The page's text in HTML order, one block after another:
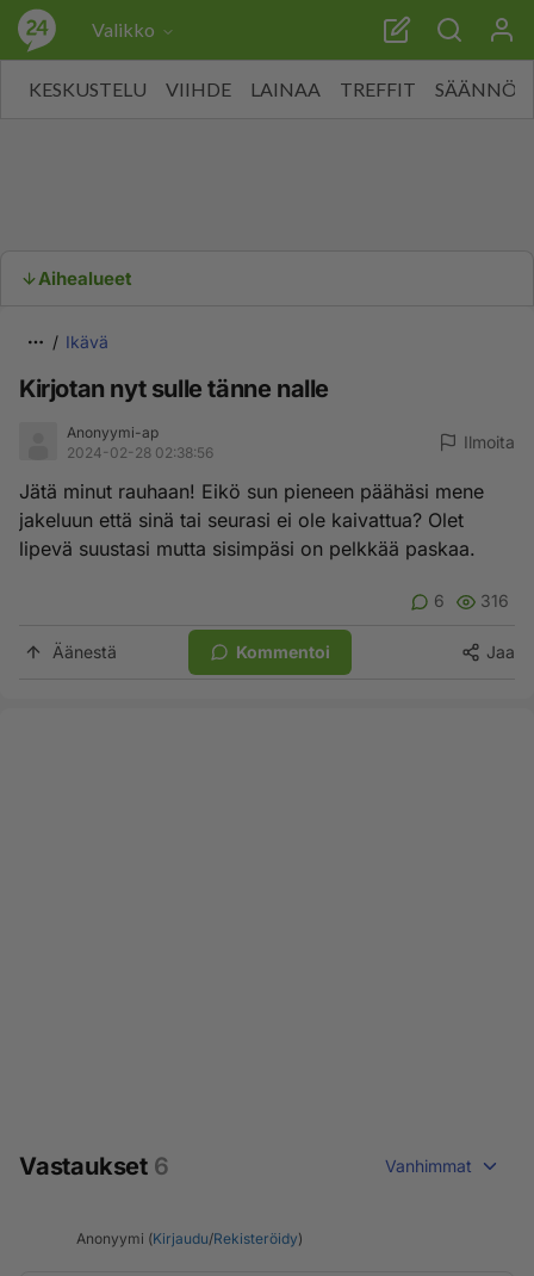
Valikko
KESKUSTELU VIIHDE LAINAA TREFFIT SÄÄNNÖT
Aihealueet
Ikävä
Kirjotan nyt sulle tänne nalle
Anonyymi-ap
2024-02-28 02:38:56
Ilmoita
Jätä minut rauhaan! Eikö sun pieneen päähäsi mene
jakeluun että sinä tai seurasi ei ole kaivattua? Olet
lipevä suustasi mutta sisimpäsi on pelkkää paskaa.
6 316
Äänestä Kommentoi Jaa
Vastaukset 6 Vanhimmat
Anonyymi (Kirjaudu/Rekisteröidy)